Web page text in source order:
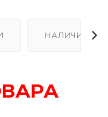
НАЛИЧИЕ В